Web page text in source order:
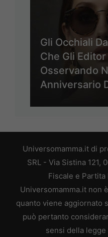
Gli Occhiali
Che Gli Editor
Osservando
Anniversario
Universomamma.it di
SRL - Via Sistina 121,
Fiscale e Partita
Universomamma.it non
quanto viene aggiornato
può pertanto
sensi della legge